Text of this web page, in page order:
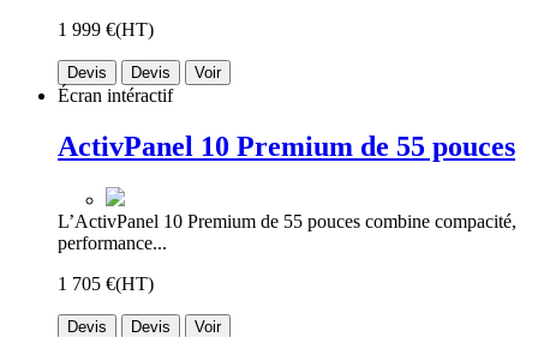
1 999 €(HT)
Devis Devis Voir
Écran intéractif
ActivPanel 10 Premium de 55 pouces
L’ActivPanel 10 Premium de 55 pouces combine compacité,
performance...
1 705 €(HT)
Devis Devis Voir